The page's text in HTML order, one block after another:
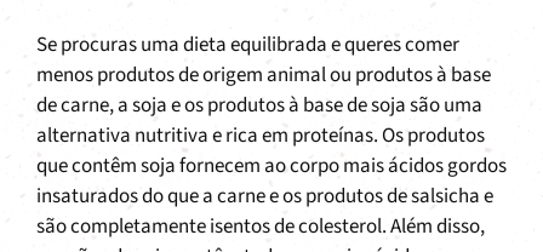
Se procuras uma dieta equilibrada e queres comer
menos produtos de origem animal ou produtos à base
de carne, a soja e os produtos à base de soja são uma
alternativa nutritiva e rica em proteínas. Os produtos
que contêm soja fornecem ao corpo mais ácidos gordos
insaturados do que a carne e os produtos de salsicha e
são completamente isentos de colesterol. Além disso,